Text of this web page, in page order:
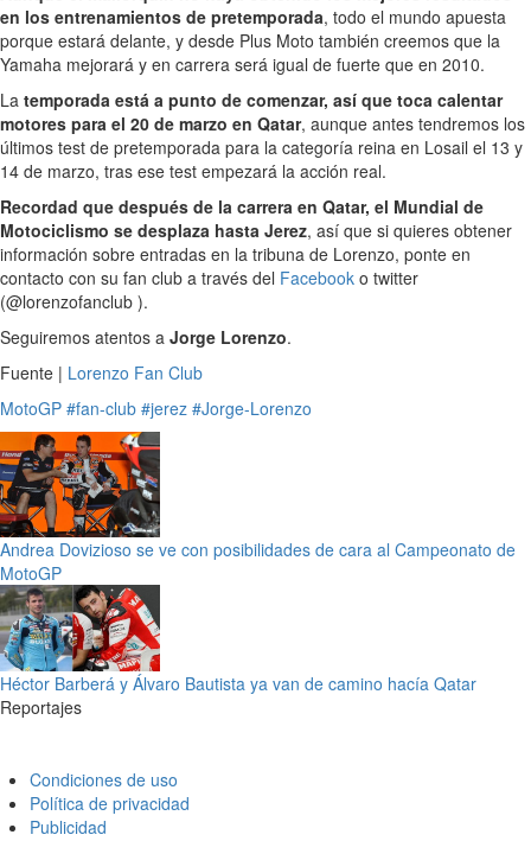
en los entrenamientos de pretemporada, todo el mundo apuesta
porque estará delante, y desde Plus Moto también creemos que la
Yamaha mejorará y en carrera será igual de fuerte que en 2010.
La temporada está a punto de comenzar, así que toca calentar
motores para el 20 de marzo en Qatar, aunque antes tendremos los
últimos test de pretemporada para la categoría reina en Losail el 13 y
14 de marzo, tras ese test empezará la acción real.
Recordad que después de la carrera en Qatar, el Mundial de
Motociclismo se desplaza hasta Jerez, así que si quieres obtener
información sobre entradas en la tribuna de Lorenzo, ponte en
contacto con su fan club a través del Facebook o twitter
(@lorenzofanclub ).
Seguiremos atentos a Jorge Lorenzo.
Fuente | Lorenzo Fan Club
MotoGP #fan-club #jerez #Jorge-Lorenzo
Andrea Dovizioso se ve con posibilidades de cara al Campeonato de
MotoGP
Héctor Barberá y Álvaro Bautista ya van de camino hacía Qatar
Reportajes
Condiciones de uso
Política de privacidad
Publicidad